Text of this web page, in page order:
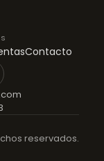
Contacto
reservados.